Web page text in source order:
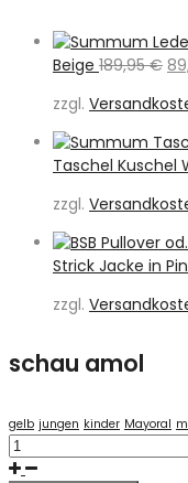
Beige 189,95€
zzgl.
Taschel Kuschel
zzgl.
Strick Jacke in
zzgl.
schau amol
gelb jungen kinder Mayoral